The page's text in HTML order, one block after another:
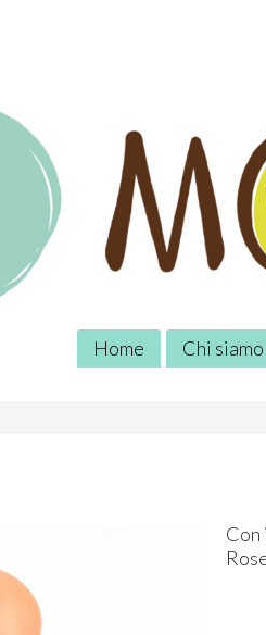
Home Chi siamo
Con